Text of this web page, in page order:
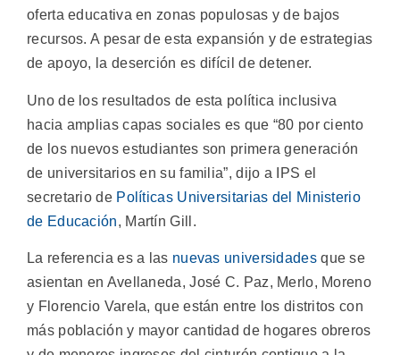
oferta educativa en zonas populosas y de bajos
recursos. A pesar de esta expansión y de estrategias
de apoyo, la deserción es difícil de detener.
Uno de los resultados de esta política inclusiva
hacia amplias capas sociales es que “80 por ciento
de los nuevos estudiantes son primera generación
de universitarios en su familia”, dijo a IPS el
secretario de Políticas Universitarias del Ministerio
de Educación, Martín Gill.
La referencia es a las nuevas universidadesque se
asientan en Avellaneda, José C. Paz, Merlo, Moreno
y Florencio Varela, que están entre los distritos con
más población y mayor cantidad de hogares obreros